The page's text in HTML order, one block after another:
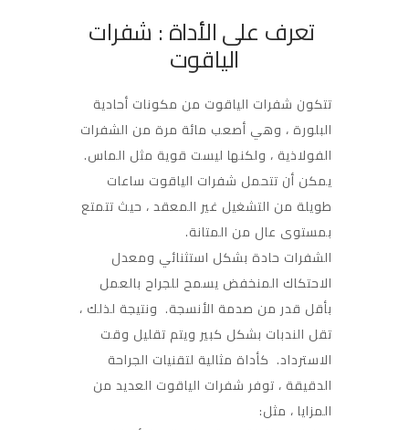
تعرف على الأداة : شفرات
الياقوت
تتكون شفرات الياقوت من مكونات أحادية
البلورة ، وهي أصعب مائة مرة من الشفرات
الفولاذية ، ولكنها ليست قوية مثل الماس.
يمكن أن تتحمل شفرات الياقوت ساعات
طويلة من التشغيل غير المعقد ، حيث تتمتع
بمستوى عال من المتانة.
الشفرات حادة بشكل استثنائي ومعدل
الاحتكاك المنخفض يسمح للجراح بالعمل
بأقل قدر من صدمة الأنسجة. ونتيجة لذلك ،
تقل الندبات بشكل كبير ويتم تقليل وقت
الاسترداد. كأداة مثالية لتقنيات الجراحة
الدقيقة ، توفر شفرات الياقوت العديد من
المزايا ، مثل: